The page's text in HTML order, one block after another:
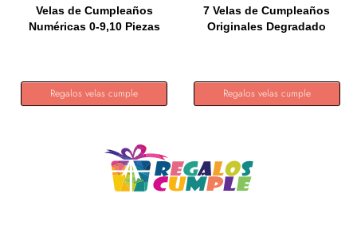
Velas de Cumpleaños
Numéricas 0-9,10 Piezas
Regalos velas cumple
7 Velas de Cumpleaños
Originales Degradado
Regalos velas cumple